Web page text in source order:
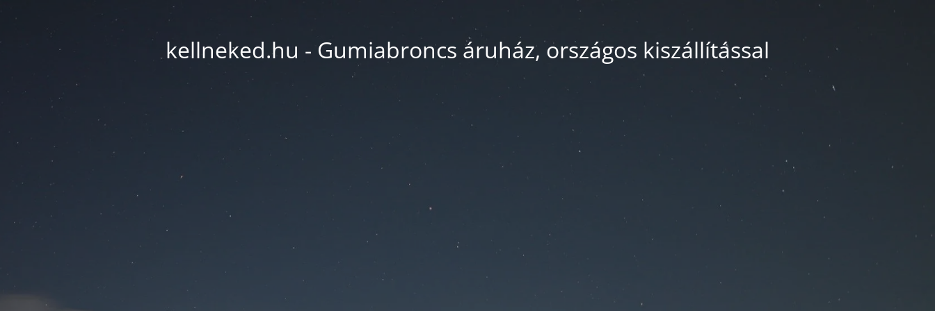
kellneked.hu - Gumiabroncs áruház, országos kiszállítással